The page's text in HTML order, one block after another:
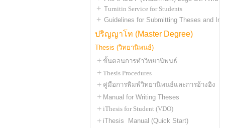
+ Turnitin Service for Students
+ Guidelines for Submitting Theses and
ปริญญาโท (Master Degree)
Thesis (วิทยานิพนธ์)
+ ขั้นตอนการทำวิทยานิพนธ์
+ Thesis Procedures
+ คู่มือการพิมพ์วิทยานิพนธ์และการอ้างอิง
+ Manual for Writing Theses
+ iThesis for Student (VDO)
+ iThesis Manual (Quick Start)